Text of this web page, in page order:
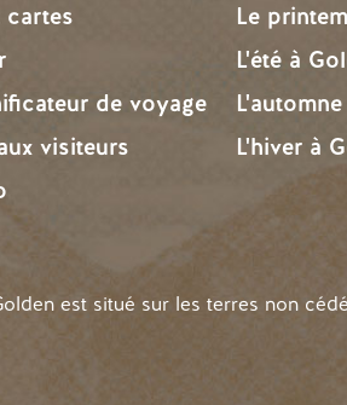
cartes
de voyage
visiteurs
Le
L'été à
L'hiver à
est situé sur les terres non